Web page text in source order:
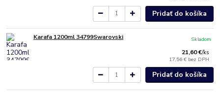
Pridať do košíka
Karafa 1200ml 34799Swarovski
21,60 €/ks
17,56 € bez DPH
Skladom
Pridať do košíka